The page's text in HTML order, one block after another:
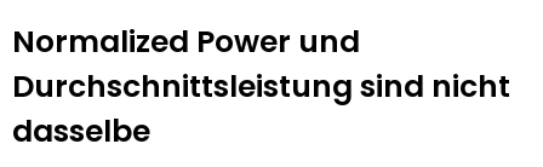
Normalized Power und
Durchschnittsleistung sind nicht
dasselbe